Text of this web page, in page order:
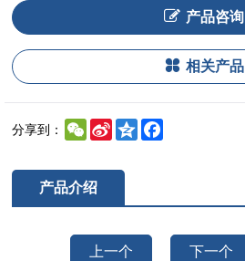
产品咨询
相关产品
分享到： WeChat
Sina
Weibo
Qzone
产品介绍
上一个 下一个